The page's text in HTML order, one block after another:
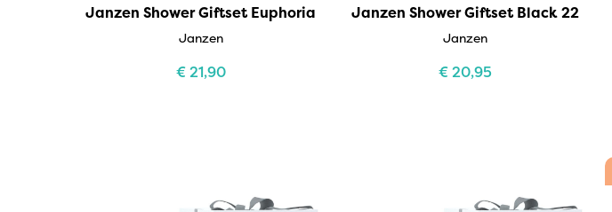
Countryfield Candle
Max Benjamin
Deluxe HomeArt
Janzen Shower Giftset Euphoria
Janzen
€21,90
Janzen Shower Giftset Black 22
Janzen
€20,95